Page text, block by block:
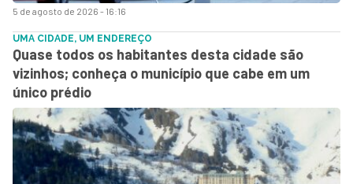
5 de agosto de 2026 - 16:16
UMA CIDADE, UM ENDEREÇO
Quase todos os habitantes desta cidade são
vizinhos; conheça o município que cabe em um
único prédio